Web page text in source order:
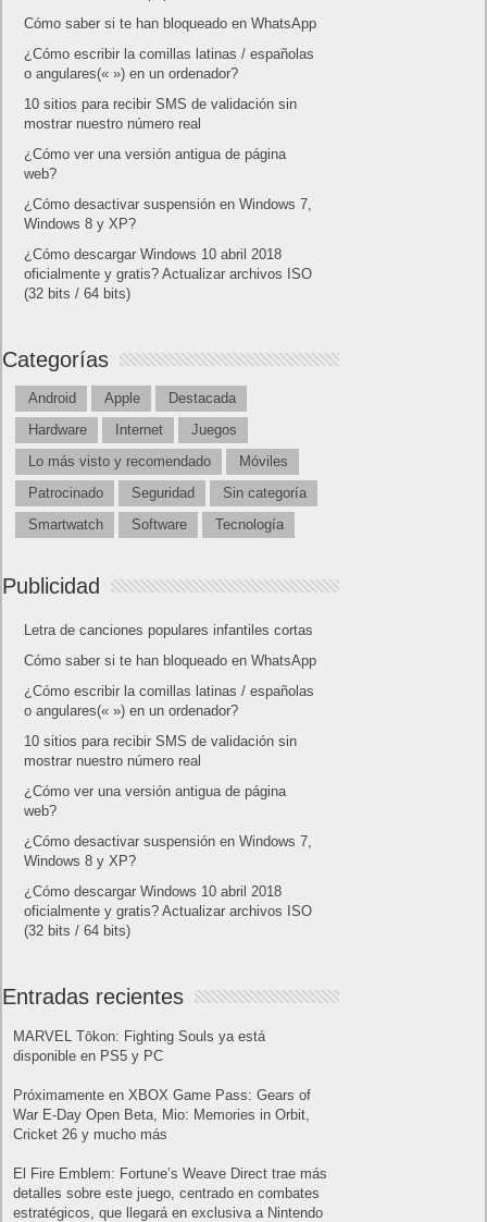
Cómo saber si te han bloqueado en WhatsApp
¿Cómo escribir la comillas latinas / españolas
o angulares(« ») en un ordenador?
10 sitios para recibir SMS de validación sin
mostrar nuestro número real
¿Cómo ver una versión antigua de página
web?
¿Cómo desactivar suspensión en Windows 7,
Windows 8 y XP?
¿Cómo descargar Windows 10 abril 2018
oficialmente y gratis? Actualizar archivos ISO
(32 bits / 64 bits)
Categorías
Android Apple
Destacada
Hardware
Internet
Juegos
Lo más visto y recomendado
Móviles
Patrocinado
Seguridad
Sin categoría
Smartwatch
Software Tecnología
Publicidad
Letra de canciones populares infantiles cortas
Cómo saber si te han bloqueado en WhatsApp
¿Cómo escribir la comillas latinas / españolas
o angulares(« ») en un ordenador?
10 sitios para recibir SMS de validación sin
mostrar nuestro número real
¿Cómo ver una versión antigua de página
web?
¿Cómo desactivar suspensión en Windows 7,
Windows 8 y XP?
¿Cómo descargar Windows 10 abril 2018
oficialmente y gratis? Actualizar archivos ISO
(32 bits / 64 bits)
Entradas recientes
MARVEL Tōkon: Fighting Souls ya está
disponible en PS5 y PC
Próximamente en XBOX Game Pass: Gears of
War E-Day Open Beta, Mio: Memories in Orbit,
Cricket 26 y mucho más
El Fire Emblem: Fortune’s Weave Direct trae más
detalles sobre este juego, centrado en combates
estratégicos, que llegará en exclusiva a Nintendo